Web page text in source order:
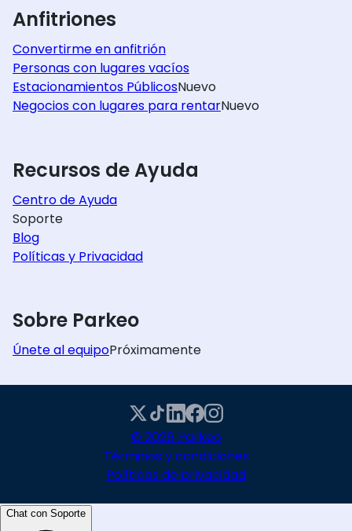
Anfitriones
Convertirme en anfitrión
Personas con lugares vacíos
Estacionamientos PúblicosNuevo
Negocios con lugares para rentarNuevo
Recursos de Ayuda
Centro de Ayuda
Soporte
Blog
Políticas y Privacidad
Sobre Parkeo
Únete al equipoPróximamente
© 2026 Parkeo
Términos y condiciones
Políticas de privacidad
Chat con Soporte